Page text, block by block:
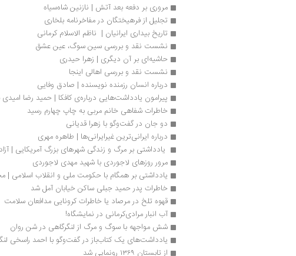
مروری بر دفعه بعد آتش | نازنین شاه‌سیاه
تجلیل از فرهیختگان در مفاخرنامه بلخاری
تاریخ بیداری ایرانیان |  ناظم الاسلام کرمانی
نشست نقد و بررسی سین سوگ، عین عشق
حاشیه‌ای بر آن دیگری | زهرا حیدری
نشست نقد و بررسی اهالی اینجا
درباره انسان رزمنده نویسنده | صادق وفایی
پیرامون یادداشت‌هایی درباره‌ی کافکا | حمید رضا
خاطرات شفاهی خانم مربی به چاپ چهارم رسید
دو جان در گفت‌وگو با زهرا قدیانی
درباره ایرانی‌ترین غیرایرانی‌ها | طاهره مهری
یادداشتی بر مرگ و زندگی شهرهای بزرگ آمریکایی |
مرور روزهای لاجوردی با شهید مهدی لاجوردی
یادداشتی بر همگام با حکومت ملی و انقلاب اسلامی |
خاطرات پدر حمید جبلی ساکن خیابان آمل شد
قهوه تلخ در مرصاد یا خاطرات کرونایی مدافعان سلامت
آب انبار مرادی‌کرمانی در نمایشگاه!
شش مواجهه با سوگ و مرگ از لنگرگاهی در شن روان
یادداشت‌های یک کتاب‌باز در گفت‏‌وگو با احمد راسخی
از تابستان ۱۳۶۹ رونمایی شد